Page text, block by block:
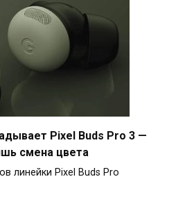
Pixel Buds Pro 3 —
смена цвета
линейки Pixel Buds Pro